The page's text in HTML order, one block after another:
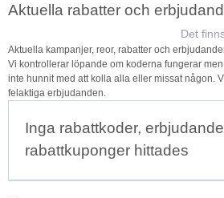
Aktuella rabatter och
Det
Aktuella kampanjer, reor, rabatter och
Vi kontrollerar löpande om koderna fungerar
inte hunnit med att kolla alla eller missat någon.
felaktiga erbjudanden.
Inga rabattkoder,
rabattkuponger hittades